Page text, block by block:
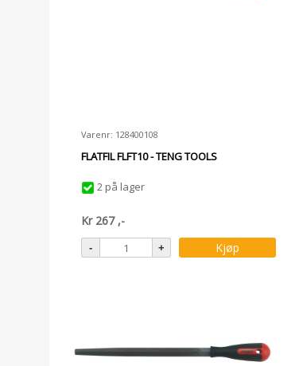
Varenr: 128400108
FLATFIL FLFT10 - TENG TOOLS
2 på lager
Kr 267 ,-
Kjøp